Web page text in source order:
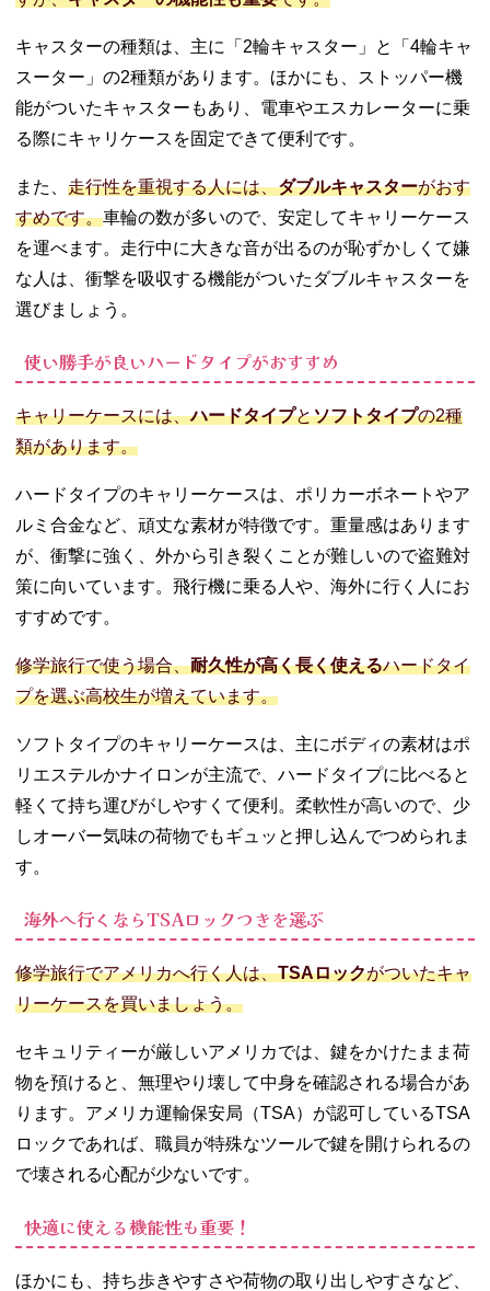
キャスターの種類は、主に「2輪キャスター」と「4輪キャ
スーター」の2種類があります。ほかにも、ストッパー機
能がついたキャスターもあり、電車やエスカレーターに乗
る際にキャリケースを固定できて便利です。
また、 走行性を重視する人には、ダブルキャスターがおす
すめです。車輪の数が多いので、安定してキャリーケース
を運べます。走行中に大きな音が出るのが恥ずかしくて嫌
な人は、衝撃を吸収する機能がついたダブルキャスターを
選びましょう。
使い勝手が良いハードタイプがおすすめ
キャリーケースには、ハードタイプとソフトタイプの2種
類があります。
ハードタイプのキャリーケースは、ポリカーボネートやア
ルミ合金など、頑丈な素材が特徴です。重量感はあります
が、衝撃に強く、外から引き裂くことが難しいので盗難対
策に向いています。飛行機に乗る人や、海外に行く人にお
すすめです。
修学旅行で使う場合、耐久性が高く長く使えるハードタイ
プを選ぶ高校生が増えています。
ソフトタイプのキャリーケースは、主にボディの素材はポ
リエステルかナイロンが主流で、ハードタイプに比べると
軽くて持ち運びがしやすくて便利。柔軟性が高いので、少
しオーバー気味の荷物でもギュッと押し込んでつめられま
す。
海外へ行くならTSAロックつきを選ぶ
修学旅行でアメリカへ行く人は、TSAロックがついたキャ
リーケースを買いましょう。
セキュリティーが厳しいアメリカでは、鍵をかけたまま荷
物を預けると、無理やり壊して中身を確認される場合があ
ります。アメリカ運輸保安局（TSA）が認可しているTSA
ロックであれば、職員が特殊なツールで鍵を開けられるの
で壊される心配が少ないです。
快適に使える機能性も重要！
ほかにも、持ち歩きやすさや荷物の取り出しやすさなど、